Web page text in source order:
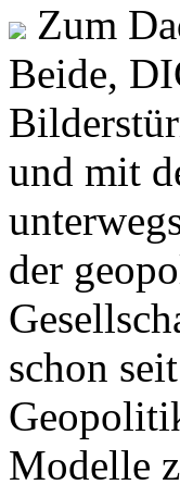
Zum
Beide,
und mit
der
schon
Modelle